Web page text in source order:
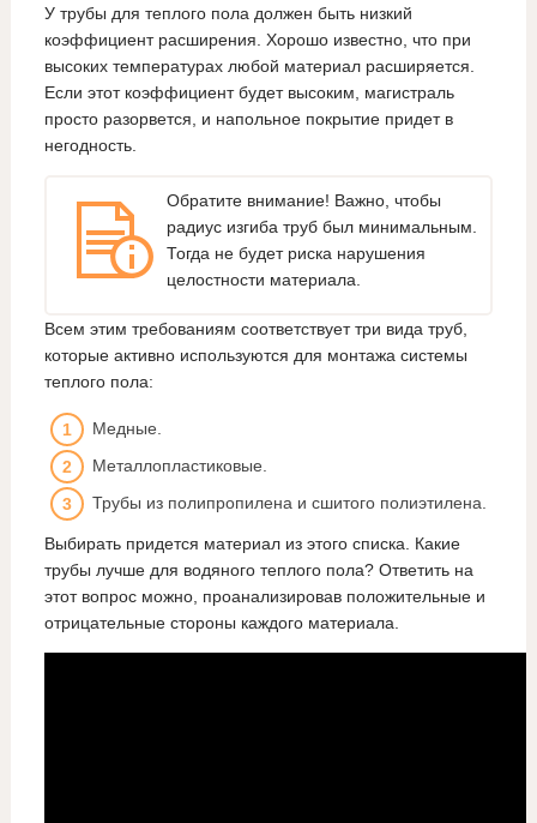
У трубы для теплого пола должен быть низкий
коэффициент расширения. Хорошо известно, что при
высоких температурах любой материал расширяется.
Если этот коэффициент будет высоким, магистраль
просто разорвется, и напольное покрытие придет в
негодность.
Обратите внимание! Важно, чтобы
радиус изгиба труб был минимальным.
Тогда не будет риска нарушения
целостности материала.
Всем этим требованиям соответствует три вида труб,
которые активно используются для монтажа системы
теплого пола:
Медные.
Металлопластиковые.
Трубы из полипропилена и сшитого полиэтилена.
Выбирать придется материал из этого списка. Какие
трубы лучше для водяного теплого пола? Ответить на
этот вопрос можно, проанализировав положительные и
отрицательные стороны каждого материала.